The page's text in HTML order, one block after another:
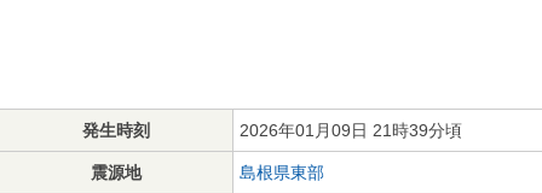
発生時刻 2026年01月09日 21時39分頃
震源地 島根県東部